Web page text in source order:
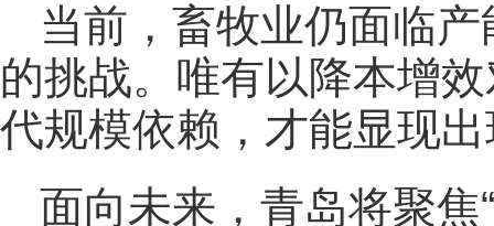
当前，畜牧业仍面临
的挑战。唯有以降本增
代规模依赖，才能显现
面向未来，青岛将聚